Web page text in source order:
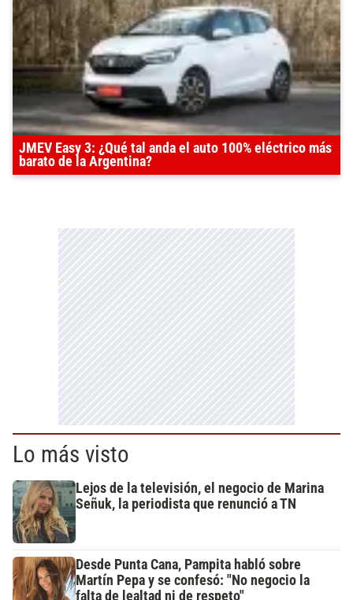
JMEV Easy 3: ¿Qué tal anda el auto 100% eléctrico más
barato de la Argentina?
Lo más visto
Lejos de la televisión, el negocio de Marina
Señuk, la periodista que renunció a TN
Desde Punta Cana, Pampita habló sobre
Martín Pepa y se confesó: "No negocio la
falta de lealtad ni de respeto"